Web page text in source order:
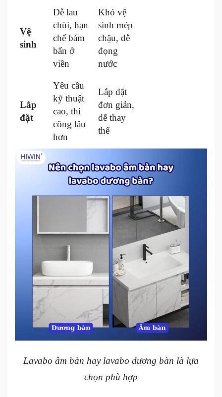
Vệ
sinh
Dễ lau
chùi, hạn
chế bám
bẩn ở
viền
Khó vệ
sinh mép
chậu, dễ
đọng
nước
Lắp
đặt
Yêu cầu
kỹ thuật
cao, thi
công lâu
hơn
Lắp đặt
đơn giản,
dễ thay
thế
Lavabo âm bàn hay lavabo dương bàn là lựa
chọn phù hợp